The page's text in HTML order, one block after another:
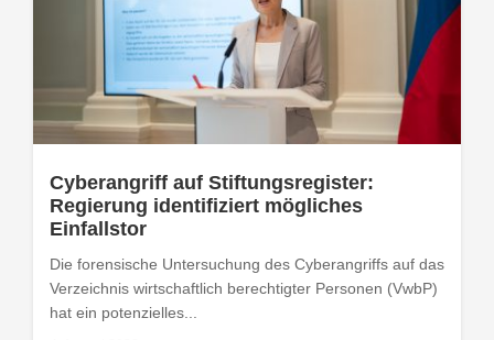
Cyberangriff auf Stiftungsregister:
Regierung identifiziert mögliches
Einfallstor
Die forensische Untersuchung des Cyberangriffs auf das
Verzeichnis wirtschaftlich berechtigter Personen (VwbP)
hat ein potenzielles...